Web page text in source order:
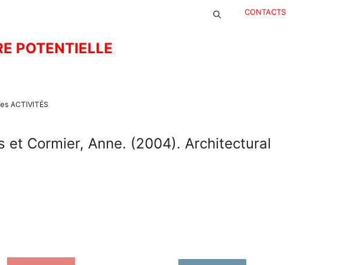
CONTACTS
POTENTIELLE
ACTIVITÉS
et Cormier, Anne. (2004). Architectural